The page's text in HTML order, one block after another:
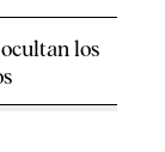
los